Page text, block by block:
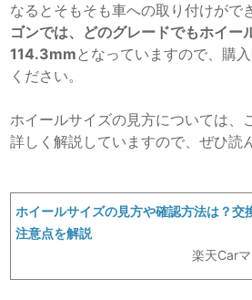
なるとそもそも車への取り付けがで
ゴンでは、どのグレードでもホイー
114.3mm となっていますので、購
ください。
ホイールサイズの見方については、
詳しく解説していますので、ぜひ読
ホイールサイズの見方や確認方法は？交
注意点を解説
楽天Car